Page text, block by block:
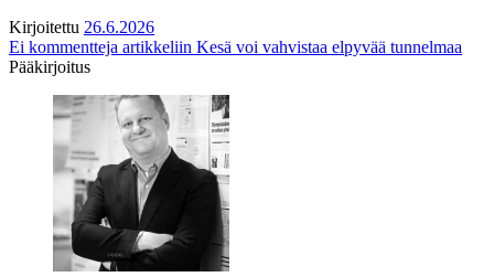
Kirjoitettu 26.6.2026
Ei kommentteja artikkeliin Kesä voi vahvistaa elpyvää tunnelmaa
Pääkirjoitus